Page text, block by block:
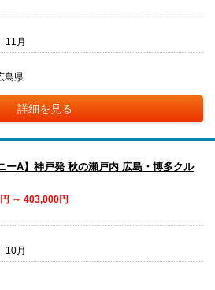
月
島県
詳細を見る
ーA】神戸発 秋の瀬戸内 広島・博多クル
～ 403,000円
月